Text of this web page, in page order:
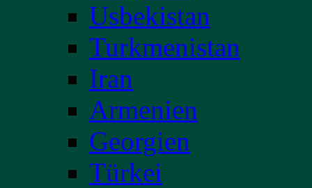
Usbekistan
Turkmenistan
Iran
Armenien
Georgien
Türkei